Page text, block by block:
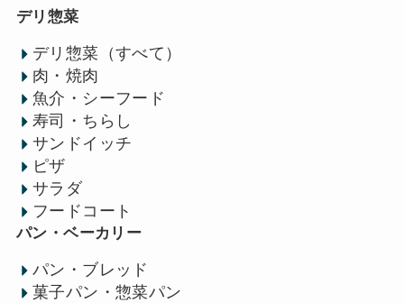
デリ惣菜
デリ惣菜（すべて）
肉・焼肉
魚介・シーフード
寿司・ちらし
サンドイッチ
ピザ
サラダ
フードコート
パン・ベーカリー
パン・ブレッド
菓子パン・惣菜パン